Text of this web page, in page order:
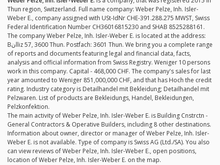
Thun region, Switzerland. Full name company: Weber Pelze, Inh. Isler-
Weber E., company assigned with USt-IdNr CHE-391.288.275 MWST, Swiss
Federal Identification Number CH36016815230 and SHAB 8525288161.
The company Weber Pelze, Inh. Isler-Weber E. is located at the address:
Bنlliz 57, 3600 Thun. Postfach: 3601 Thun. We bring you a complete range
of reports and documents featuring legal and financial data, facts,
analysis and official information from Swiss Registry. Weniger 10 persons
work in this company. Capital - 468,000 CHF. The company's sales for last
year amounted to Weniger 851,000,000 CHF, and that has Hoch the credit
rating. Industry category is Detailhandel mit Bekleidung; Detailhandel mit
Pelzwaren. List of products are Bekleidungs, Handel, Bekleidungen,
Pelzkonfektion.
The main activity of Weber Pelze, Inh. Isler-Weber E. is Building Cnstrctn -
General Contractors & Operative Builders, including 8 other destinations.
Information about owner, director or manager of Weber Pelze, Inh. Isler-
Weber E. is not available. Type of company is Swiss AG (Ltd./SA). You also
can view reviews of Weber Pelze, Inh. Isler-Weber E., open positions,
location of Weber Pelze, Inh. Isler-Weber E. on the map.